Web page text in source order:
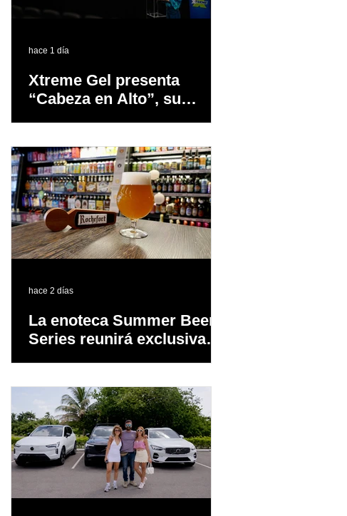
Xtreme Gel presenta
“Cabeza en Alto”, su
producido completamente
en Puerto Rico
hace 1 día
La enoteca Summer Beer
Series reunirá exclusivas
público
hace 2 días